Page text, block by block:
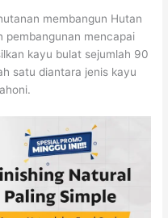
membangun Hutan
pembangunan mencapai
kayu bulat sejumlah 90
satu diantara jenis kayu